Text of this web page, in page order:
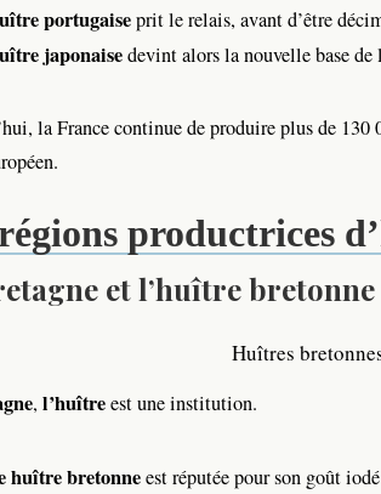
portugaiseprit le relais, avant d’être
japonaisedevint alors la nouvelle base de
la France continue de produire plus de 130
productrices
et l’huître bretonne
Huîtres
, l’huîtreest une institution.
huître bretonneest réputée pour son goût